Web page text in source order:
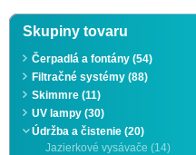
Skupiny tovaru
Čerpadlá a fontány (54)
Filtračné systémy (88)
Skimmre (11)
UV lampy (30)
Údržba a čistenie (20)
Jazierkové vysávače (14)